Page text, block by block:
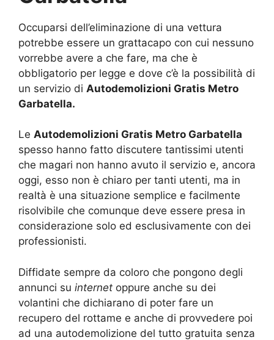
Occuparsi dell’eliminazione di una vettura
potrebbe essere un grattacapo con cui nessuno
vorrebbe avere a che fare, ma che è
obbligatorio per legge e dove c’è la possibilità di
un servizio di Autodemolizioni Gratis Metro
Garbatella.
Le Autodemolizioni Gratis Metro Garbatella
spesso hanno fatto discutere tantissimi utenti
che magari non hanno avuto il servizio e, ancora
oggi, esso non è chiaro per tanti utenti, ma in
realtà è una situazione semplice e facilmente
risolvibile che comunque deve essere presa in
considerazione solo ed esclusivamente con dei
professionisti.
Diffidate sempre da coloro che pongono degli
annunci su internet oppure anche su dei
volantini che dichiarano di poter fare un
recupero del rottame e anche di provvedere poi
ad una autodemolizione del tutto gratuita senza